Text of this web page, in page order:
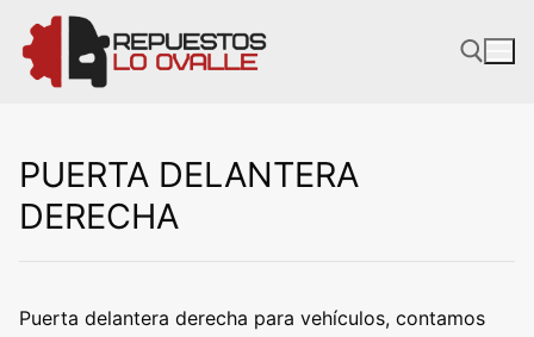
contenido
PUERTA DELANTERA
DERECHA
Puerta delantera derecha para vehículos, contamos